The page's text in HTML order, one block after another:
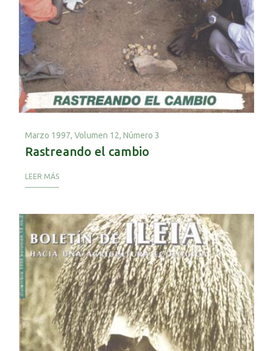
Marzo 1997, Volumen 12, Número 3
Rastreando el cambio
LEER MÁS